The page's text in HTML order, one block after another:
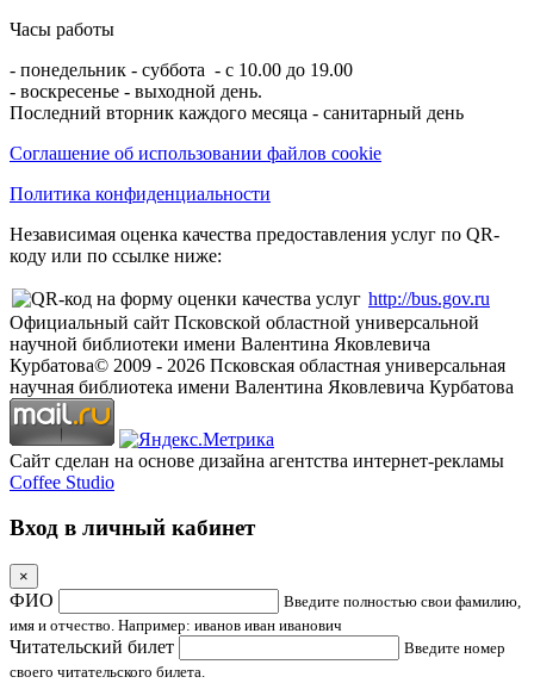
Часы работы
- понедельник - суббота - с 10.00 до 19.00
- воскресенье - выходной день.
Последний вторник каждого месяца - санитарный день
Соглашение об использовании файлов cookie
Политика конфиденциальности
Независимая оценка качества предоставления услуг по QR-
коду или по ссылке ниже:
http://bus.gov.ru
Официальный сайт Псковской областной универсальной
научной библиотеки имени Валентина Яковлевича
Курбатова© 2009 - 2026 Псковская областная универсальная
научная библиотека имени Валентина Яковлевича Курбатова
Сайт сделан на основе дизайна агентства интернет-рекламы
Coffee Studio
Вход в личный кабинет
×
ФИО
Введите полностью свои фамилию,
имя и отчество. Например: иванов иван иванович
Читательский билет
Введите номер
своего читательского билета.